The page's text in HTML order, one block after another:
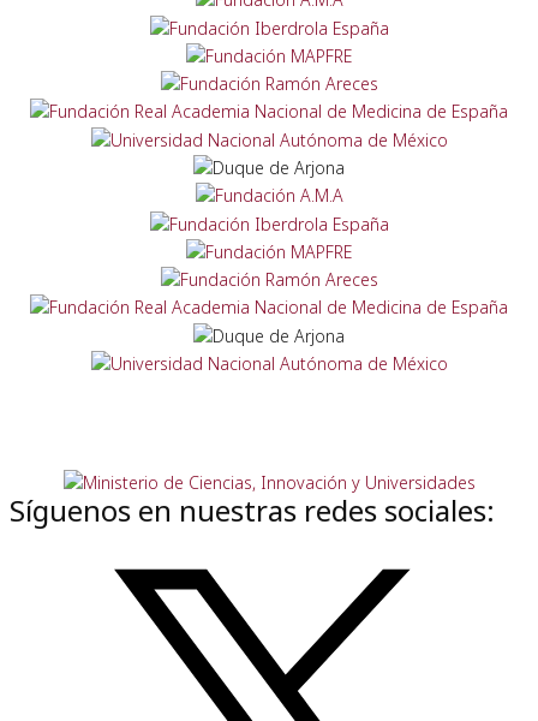
Síguenos en nuestras redes sociales: